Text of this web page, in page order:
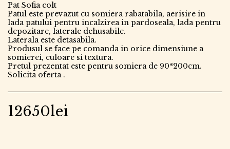
Pat Sofia colt
Patul este prevazut cu somiera rabatabila, aerisire in
lada patului pentru incalzirea in pardoseala, lada pentru
depozitare, laterale dehusabile.
Laterala este detasabila.
Produsul se face pe comanda in orice dimensiune a
somierei, culoare si textura.
Pretul prezentat este pentru somiera de 90*200cm.
Solicita oferta .
12650lei